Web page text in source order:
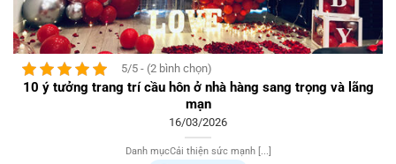
5/5 - (2 bình chọn)
10 ý tưởng trang trí cầu hôn ở nhà hàng sang trọng và lãng
mạn
16/03/2026
Danh mụcCải thiện sức mạnh [...]